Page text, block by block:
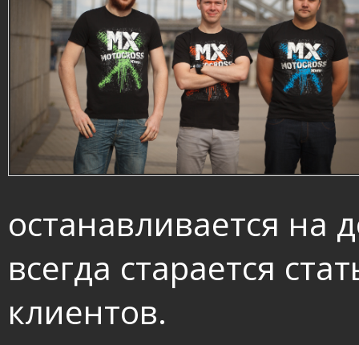
останавливается на
всегда старается
клиентов.